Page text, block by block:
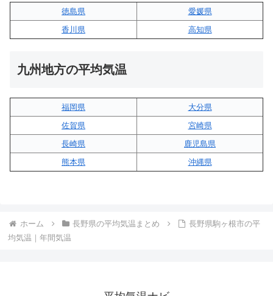
徳島県
愛媛県
香川県
高知県
九州地方の平均気温
福岡県
大分県
佐賀県
宮崎県
長崎県
鹿児島県
熊本県
沖縄県
ホーム 長野県の平均気温まとめ
長野県駒ヶ根市の平
均気温｜年間気温